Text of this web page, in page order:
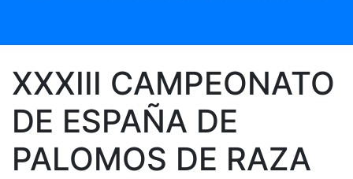
XXXIII CAMPEONATO
DE ESPAÑA DE
PALOMOS DE RAZA